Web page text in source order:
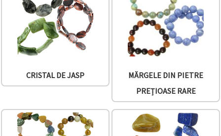
CRISTAL DE JASP
MĂRGELE DIN PIETRE
PREȚIOASE RARE